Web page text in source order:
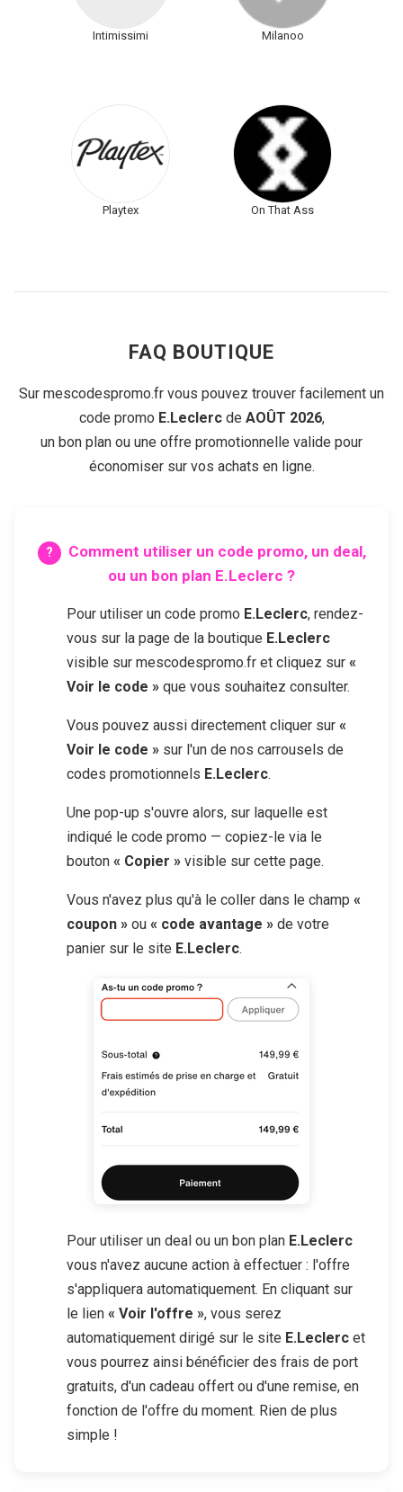
Intimissimi Milanoo
Playtex On That Ass
FAQ BOUTIQUE
Sur mescodespromo.fr vous pouvez trouver facilement un
code promo E.Leclercde AOÛT 2026,
un bon plan ou une offre promotionnelle valide pour
économiser sur vos achats en ligne.
Comment utiliser un code promo, un deal,
ou un bon plan E.Leclerc ?
Pour utiliser un code promo E.Leclerc, rendez-
vous sur la page de la boutique E.Leclerc
visible sur mescodespromo.fr et cliquez sur «
Voir le code » que vous souhaitez consulter.
Vous pouvez aussi directement cliquer sur «
Voir le code » sur l'un de nos carrousels de
codes promotionnels E.Leclerc.
Une pop-up s'ouvre alors, sur laquelle est
indiqué le code promo — copiez-le via le
bouton « Copier » visible sur cette page.
Vous n'avez plus qu'à le coller dans le champ «
coupon » ou « code avantage » de votre
panier sur le site E.Leclerc.
Pour utiliser un deal ou un bon plan E.Leclerc
vous n'avez aucune action à effectuer : l'offre
s'appliquera automatiquement. En cliquant sur
le lien « Voir l'offre », vous serez
automatiquement dirigé sur le site E.Leclerc et
vous pourrez ainsi bénéficier des frais de port
gratuits, d'un cadeau offert ou d'une remise, en
fonction de l'offre du moment. Rien de plus
simple !